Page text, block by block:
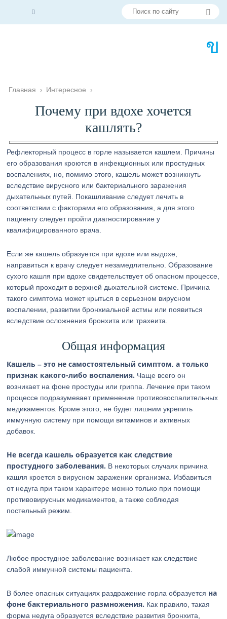
Главная › Интересное ›
Почему при вдохе хочется
кашлять?
Рефлекторный процесс в горле называется кашлем. Причины
его образования кроются в инфекционных или простудных
воспалениях, но, помимо этого, кашель может возникнуть
вследствие вирусного или бактериального заражения
дыхательных путей. Покашливание следует лечить в
соответствии с факторами его образования, а для этого
пациенту следует пройти диагностирование у
квалифицированного врача.
Если же кашель образуется при вдохе или выдохе,
направиться к врачу следует незамедлительно. Образование
сухого кашля при вдохе свидетельствует об опасном процессе,
который проходит в верхней дыхательной системе. Причина
такого симптома может крыться в серьезном вирусном
воспалении, развитии бронхиальной астмы или появиться
вследствие осложнения бронхита или трахеита.
Общая информация
Кашель – это не самостоятельный симптом, а только
признак какого-либо воспаления. Чаще всего он
возникает на фоне простуды или гриппа. Лечение при таком
процессе подразумевает применение противовоспалительных
медикаментов. Кроме этого, не будет лишним укрепить
иммунную систему при помощи витаминов и активных
добавок.
Не всегда кашель образуется как следствие
простудного заболевания. В некоторых случаях причина
кашля кроется в вирусном заражении организма. Избавиться
от недуга при таком характере можно только при помощи
противовирусных медикаментов, а также соблюдая
постельный режим.
Любое простудное заболевание возникает как следствие
слабой иммунной системы пациента.
В более опасных ситуациях раздражение горла образуется на
фоне бактериального размножения. Как правило, такая
форма недуга образуется вследствие развития бронхита,